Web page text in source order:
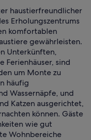
haustierfreundlicher
Erholungszentrums
komfortablen
gewährleisten.
Unterkünften,
Ferienhäuser, sind
um Monte zu
häufig
Wassernäpfe, und
Katzen ausgerichtet,
können. Gäste
wie gut
Wohnbereiche